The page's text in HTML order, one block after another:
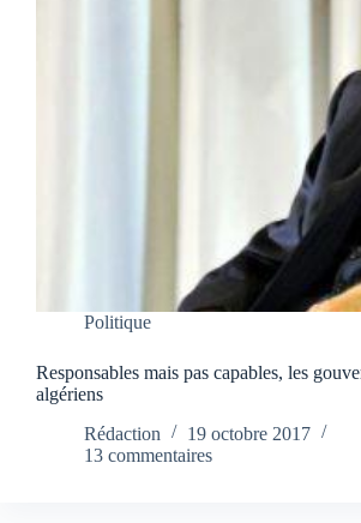
Politique
Responsables mais pas capables, les
algériens
Rédaction
19 octobre 2017
13 commentaires